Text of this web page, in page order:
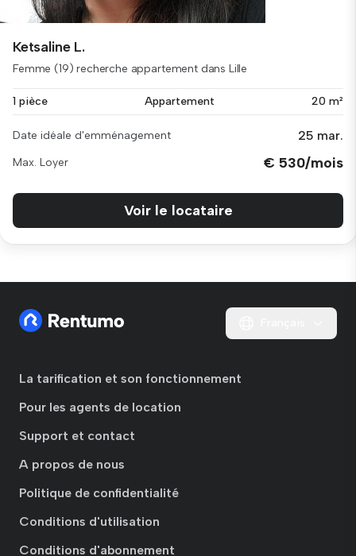
Ketsaline L.
Femme (19) recherche appartement dans Lille
1 pièce Appartement 20 m²
Date idéale d'emménagement 25 mar.
Max. Loyer € 530/mois
Voir le locataire
La tarification et son fonctionnement
Pour les agents de location
Support et contact
A propos de nous
Politique de confidentialité
Conditions d'utilisation
Conditions d'abonnement